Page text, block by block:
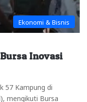
Ekonomi & Bisnis
Inovasi
57 Kampung di
mengikuti Bursa